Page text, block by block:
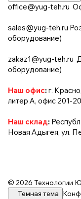
office@yug-teh.ru
sales@yug-teh.ru
оборудование)
zakaz1@yug-teh.ru
оборудование)
Наш офис: г.
литер А, офис 201-
Наш склад:
Новая Адыгея, ул.
© 2026 Технологии
Темная тема